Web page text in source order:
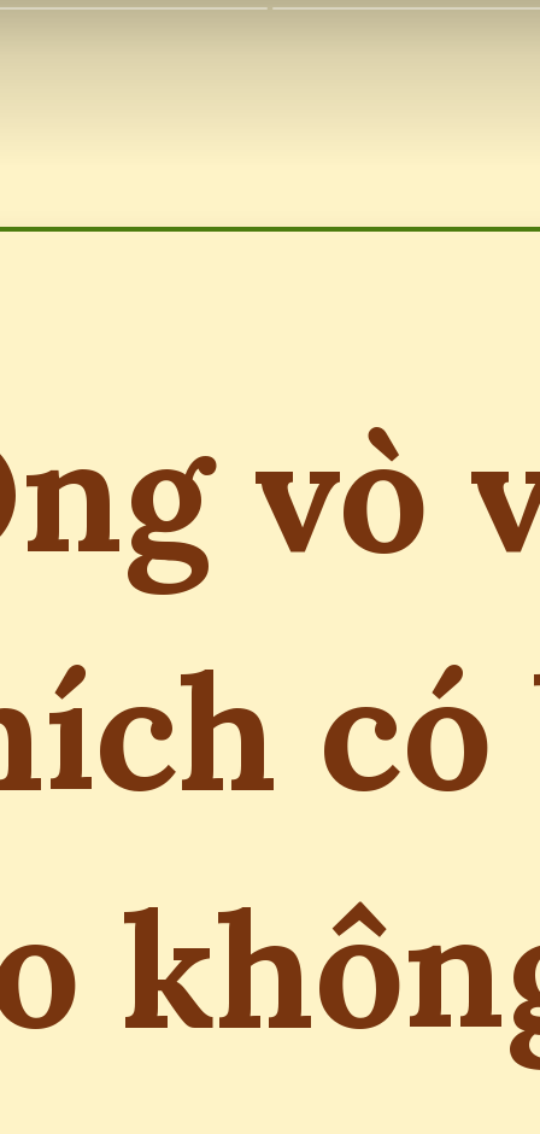
vò
có